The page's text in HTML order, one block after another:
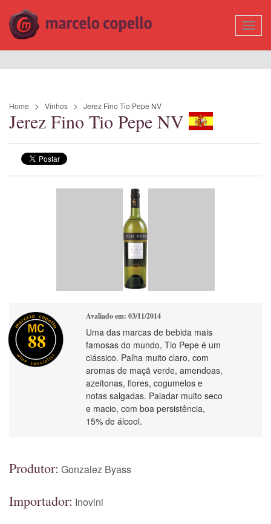
Home Vinhos Jerez Fino Tio Pepe NV
Jerez Fino Tio Pepe NV
88
Avaliado em: 03/11/2014
Uma das marcas de bebida mais
famosas do mundo, Tio Pepe é um
clássico. Palha muito claro, com
aromas de maçã verde, amendoas,
azeitonas, flores, cogumelos e
notas salgadas. Paladar muito seco
e macio, com boa persistência,
15% de álcool.
Produtor: Gonzalez Byass
Importador: Inovini